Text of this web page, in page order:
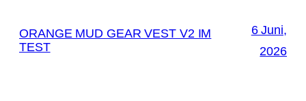
ORANGE MUD GEAR VEST V2 IM
TEST
6 Juni,
2026